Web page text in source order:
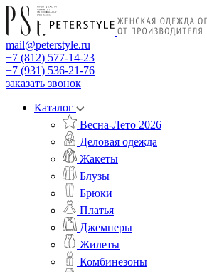
mail@peterstyle.ru
+7 (812) 577-14-23
+7 (931) 536-21-76
заказать звонок
Каталог
Весна-Лето 2026
Деловая одежда
Жакеты
Блузы
Брюки
Платья
Джемперы
Жилеты
Комбинезоны